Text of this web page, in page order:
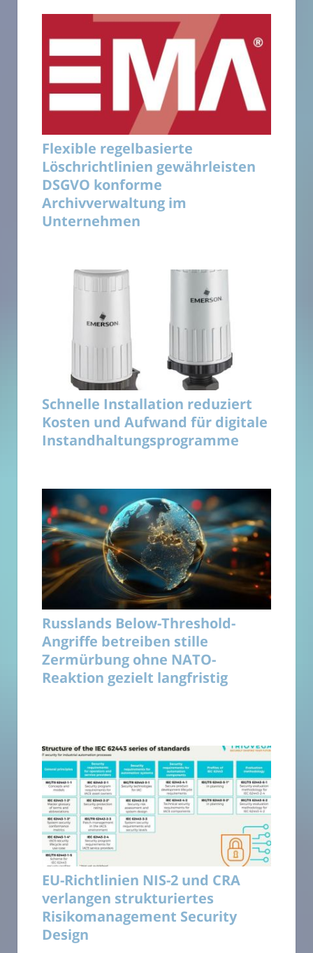
Flexible regelbasierte
Löschrichtlinien gewährleisten
DSGVO konforme
Archivverwaltung im
Unternehmen
Schnelle Installation reduziert
Kosten und Aufwand für digitale
Instandhaltungsprogramme
Russlands Below-Threshold-
Angriffe betreiben stille
Zermürbung ohne NATO-
Reaktion gezielt langfristig
EU-Richtlinien NIS-2 und CRA
verlangen strukturiertes
Risikomanagement Security
Design